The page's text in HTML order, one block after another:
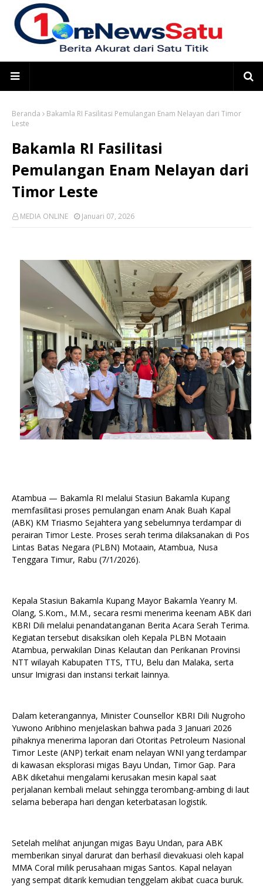
Beranda
Bakamla RI Fasilitasi Pemulangan Enam Nelayan dari Timor
Leste
Bakamla RI Fasilitasi
Pemulangan Enam Nelayan dari
Timor Leste
MEDIA ONLINE Januari 07, 2026
Atambua — Bakamla RI melalui Stasiun Bakamla Kupang
memfasilitasi proses pemulangan enam Anak Buah Kapal
(ABK) KM Triasmo Sejahtera yang sebelumnya terdampar di
perairan Timor Leste. Proses serah terima dilaksanakan di Pos
Lintas Batas Negara (PLBN) Motaain, Atambua, Nusa
Tenggara Timur, Rabu (7/1/2026).
Kepala Stasiun Bakamla Kupang Mayor Bakamla Yeanry M.
Olang, S.Kom., M.M., secara resmi menerima keenam ABK dari
KBRI Dili melalui penandatanganan Berita Acara Serah Terima.
Kegiatan tersebut disaksikan oleh Kepala PLBN Motaain
Atambua, perwakilan Dinas Kelautan dan Perikanan Provinsi
NTT wilayah Kabupaten TTS, TTU, Belu dan Malaka, serta
unsur Imigrasi dan instansi terkait lainnya.
Dalam keterangannya, Minister Counsellor KBRI Dili Nugroho
Yuwono Aribhino menjelaskan bahwa pada 3 Januari 2026
pihaknya menerima laporan dari Otoritas Petroleum Nasional
Timor Leste (ANP) terkait enam nelayan WNI yang terdampar
di kawasan eksplorasi migas Bayu Undan, Timor Gap. Para
ABK diketahui mengalami kerusakan mesin kapal saat
perjalanan kembali melaut sehingga terombang-ambing di laut
selama beberapa hari dengan keterbatasan logistik.
Setelah melihat anjungan migas Bayu Undan, para ABK
memberikan sinyal darurat dan berhasil dievakuasi oleh kapal
MMA Coral milik perusahaan migas Santos. Kapal nelayan
yang sempat ditarik kemudian tenggelam akibat cuaca buruk.